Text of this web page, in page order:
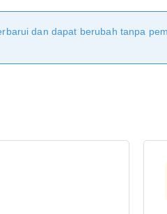
dan dapat berubah tanpa